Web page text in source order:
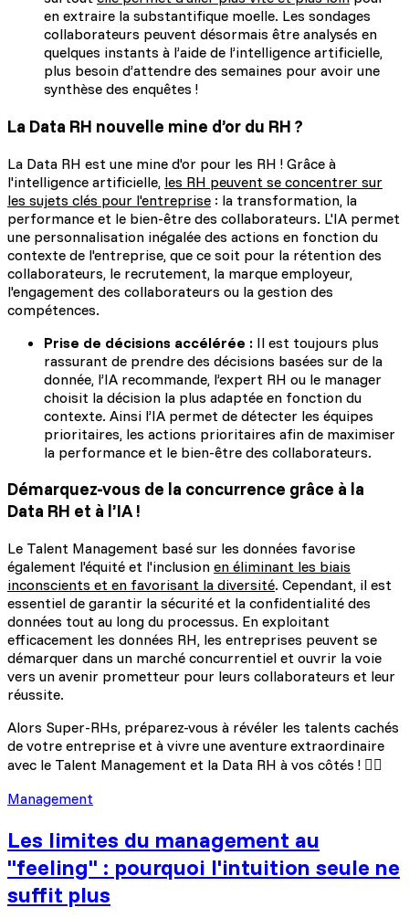
en extraire la substantifique moelle. Les sondages
collaborateurs peuvent désormais être analysés en
quelques instants à l’aide de l’intelligence artificielle,
plus besoin d’attendre des semaines pour avoir une
synthèse des enquêtes !
La Data RH nouvelle mine d’or du RH ?
La Data RH est une mine d'or pour les RH ! Grâce à
l'intelligence artificielle, les RH peuvent se concentrer sur
les sujets clés pour l'entreprise : la transformation, la
performance et le bien-être des collaborateurs. L'IA permet
une personnalisation inégalée des actions en fonction du
contexte de l'entreprise, que ce soit pour la rétention des
collaborateurs, le recrutement, la marque employeur,
l'engagement des collaborateurs ou la gestion des
compétences.
Prise de décisions accélérée : Il est toujours plus
rassurant de prendre des décisions basées sur de la
donnée, l’IA recommande, l’expert RH ou le manager
choisit la décision la plus adaptée en fonction du
contexte. Ainsi l’IA permet de détecter les équipes
prioritaires, les actions prioritaires afin de maximiser
la performance et le bien-être des collaborateurs.
Démarquez-vous de la concurrence grâce à la
Data RH et à l’IA !
Le Talent Management basé sur les données favorise
également l'équité et l'inclusion en éliminant les biais
inconscients et en favorisant la diversité. Cependant, il est
essentiel de garantir la sécurité et la confidentialité des
données tout au long du processus. En exploitant
efficacement les données RH, les entreprises peuvent se
démarquer dans un marché concurrentiel et ouvrir la voie
vers un avenir prometteur pour leurs collaborateurs et leur
réussite.
Alors Super-RHs, préparez-vous à révéler les talents cachés
de votre entreprise et à vivre une aventure extraordinaire
avec le Talent Management et la Data RH à vos côtés ! 🦸‍♀️
Management
Les limites du management au
"feeling" : pourquoi l'intuition seule ne
suffit plus